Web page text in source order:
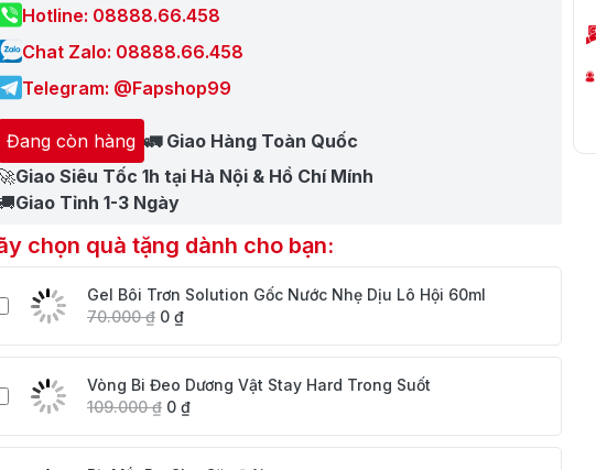
Hotline: 08888.66.458
Chat Zalo: 08888.66.458
Telegram: @Fapshop99
Đang còn hàng 🚛 Giao Hàng Toàn Quốc
Giao Siêu Tốc 1h tại Hà Nội & Hồ Chí Mính
Giao Tỉnh 1-3 Ngày
chọn quà tặng dành cho bạn:
Gel Bôi Trơn Solution Gốc Nước Nhẹ Dịu Lô Hội 60ml
70.000₫ 0 ₫
Vòng Bi Đeo Dương Vật Stay Hard Trong Suốt
109.000₫ 0 ₫